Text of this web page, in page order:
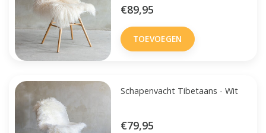
€89,95
TOEVOEGEN
Schapenvacht Tibetaans - Wit
€79,95